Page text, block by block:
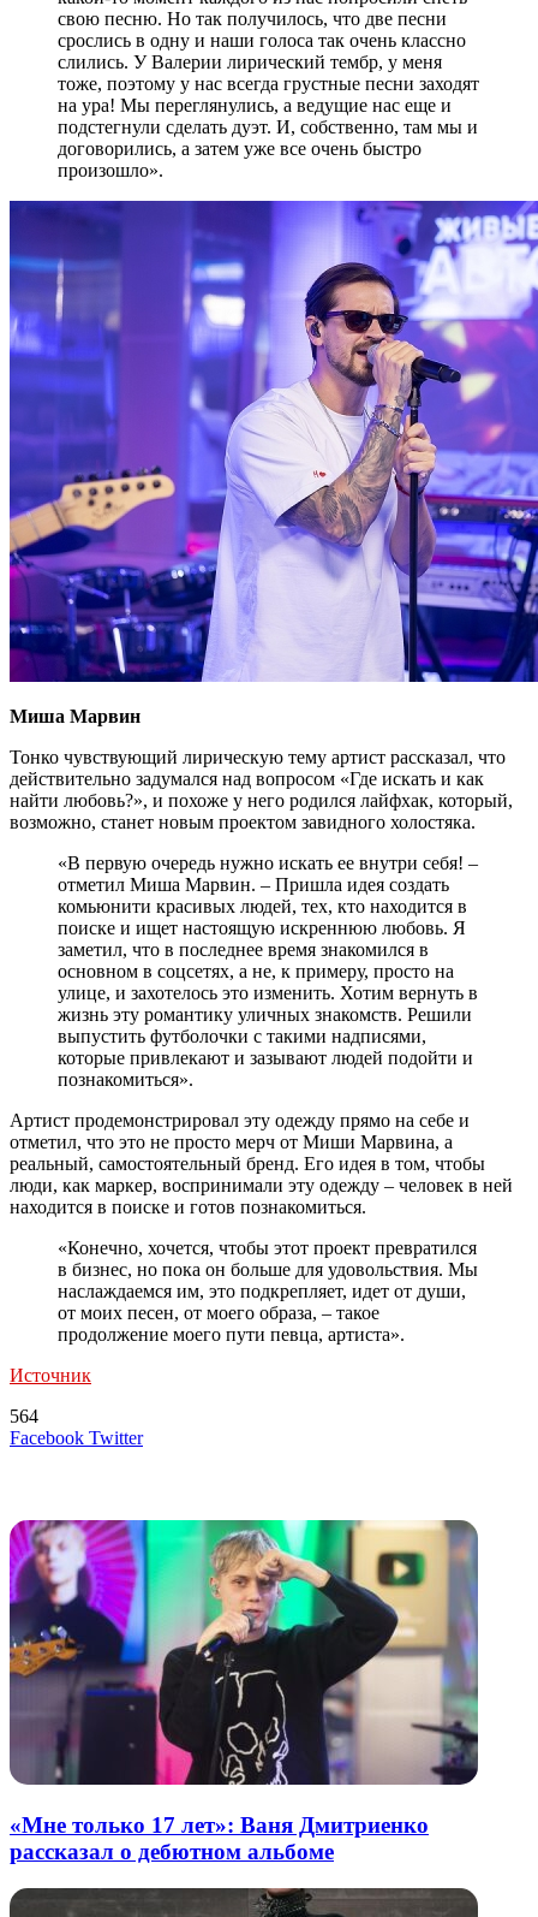
свою песню. Но так получилось, что две песни
срослись в одну и наши голоса так очень классно
слились. У Валерии лирический тембр, у меня
тоже, поэтому у нас всегда грустные песни заходят
на ура! Мы переглянулись, а ведущие нас еще и
подстегнули сделать дуэт. И, собственно, там мы и
договорились, а затем уже все очень быстро
произошло».
Миша Марвин
Тонко чувствующий лирическую тему артист рассказал, что
действительно задумался над вопросом «Где искать и как
найти любовь?», и похоже у него родился лайфхак, который,
возможно, станет новым проектом завидного холостяка.
«В первую очередь нужно искать ее внутри себя! –
отметил Миша Марвин. – Пришла идея создать
комьюнити красивых людей, тех, кто находится в
поиске и ищет настоящую искреннюю любовь. Я
заметил, что в последнее время знакомился в
основном в соцсетях, а не, к примеру, просто на
улице, и захотелось это изменить. Хотим вернуть в
жизнь эту романтику уличных знакомств. Решили
выпустить футболочки с такими надписями,
которые привлекают и зазывают людей подойти и
познакомиться».
Артист продемонстрировал эту одежду прямо на себе и
отметил, что это не просто мерч от Миши Марвина, а
реальный, самостоятельный бренд. Его идея в том, чтобы
люди, как маркер, воспринимали эту одежду – человек в ней
находится в поиске и готов познакомиться.
«Конечно, хочется, чтобы этот проект превратился
в бизнес, но пока он больше для удовольствия. Мы
наслаждаемся им, это подкрепляет, идет от души,
от моих песен, от моего образа, – такое
продолжение моего пути певца, артиста».
Источник
564
Facebook TwitterLinkedIn
Tumblr
Reddit
Вконтакте
Одноклассники
Skype
Messenger
Messenger
WhatsApp
Telegram
Viber
Line
Поделиться
Печатать
«Мне только 17 лет»: Ваня Дмитриенко
рассказал о дебютном альбоме